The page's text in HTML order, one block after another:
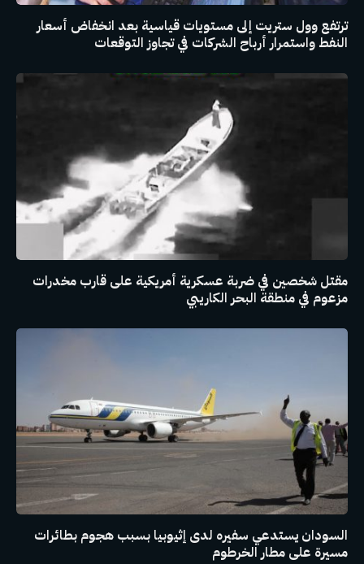
ترتفع وول ستريت إلى مستويات قياسية بعد انخفاض أسعار
النفط واستمرار أرباح الشركات في تجاوز التوقعات
مقتل شخصين في ضربة عسكرية أمريكية على قارب مخدرات
مزعوم في منطقة البحر الكاريبي
السودان يستدعي سفيره لدى إثيوبيا بسبب هجوم بطائرات
مسيرة على مطار الخرطوم